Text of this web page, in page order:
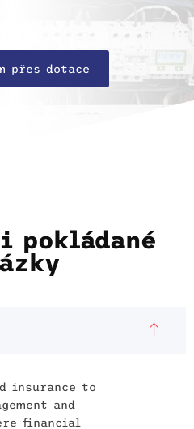
přes dotace
pokládané
insurance to
and
financial